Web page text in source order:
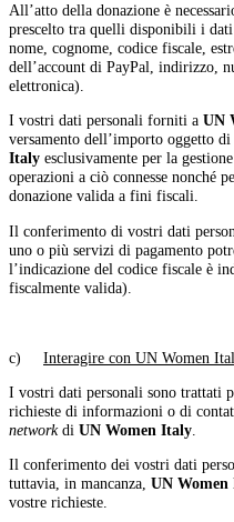
All’atto della donazione è
prescelto tra quelli disponibili i
nome, cognome, codice fiscale,
dell’account di PayPal, indirizzo,
elettronica).
I vostri dati personali forniti a UN
versamento dell’importo oggetto
Italy esclusivamente per la
operazioni a ciò connesse nonché
donazione valida a fini fiscali.
Il conferimento di vostri dati
uno o più servizi di pagamento
l’indicazione del codice fiscale è
fiscalmente valida).
c) Interagire con UN Women
I vostri dati personali sono trattati
richieste di informazioni o di
networkdi UN Women Italy
Il conferimento dei vostri dati
tuttavia, in mancanza, UN
vostre richieste.